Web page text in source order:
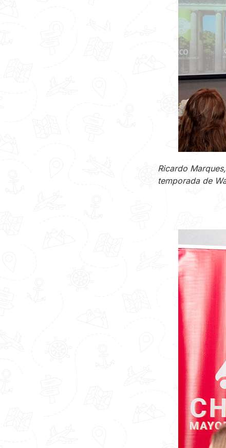
Ricardo
temporada de